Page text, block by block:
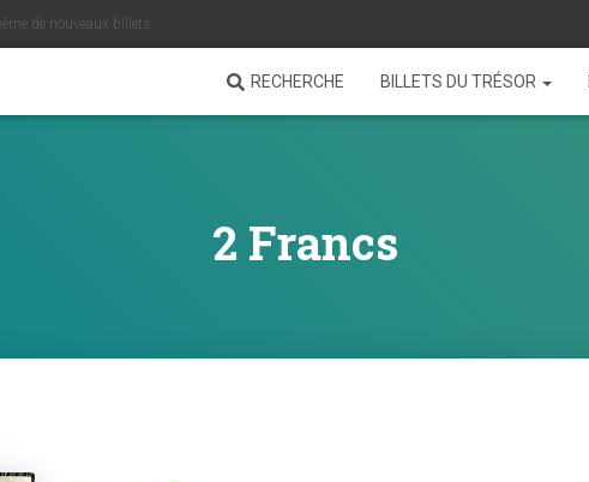
de nouveaux billets
RECHERCHE BILLETS DU TRÉSOR
2 Francs